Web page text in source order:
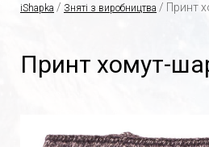
iShapka / Зняті з виробництва / Принт
Принт хомут-